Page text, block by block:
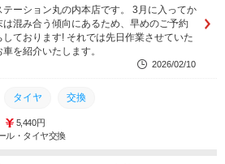
テーション丸の内本店です。 3月に入ってか
は混み合う傾向にあるため、早めのご予約
しております! それでは先日作業させていた
を紹介いたします。
2026/02/10
タイヤ 交換
5,440円
ル・タイヤ交換